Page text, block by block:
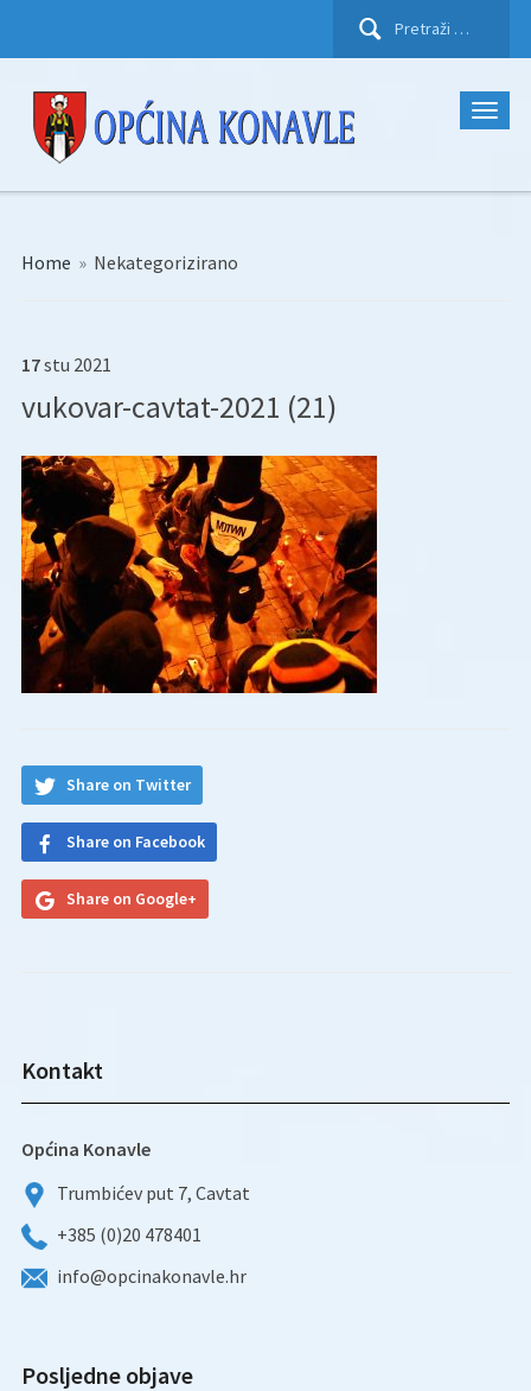
Pretraži:
Home » Nekategorizirano
17stu 2021
vukovar-cavtat-2021 (21)
Share on Twitter
Share on Facebook
Share on Google+
Kontakt
Općina Konavle
Trumbićev put 7, Cavtat
+385 (0)20 478401
info@opcinakonavle.hr
Posljedne objave